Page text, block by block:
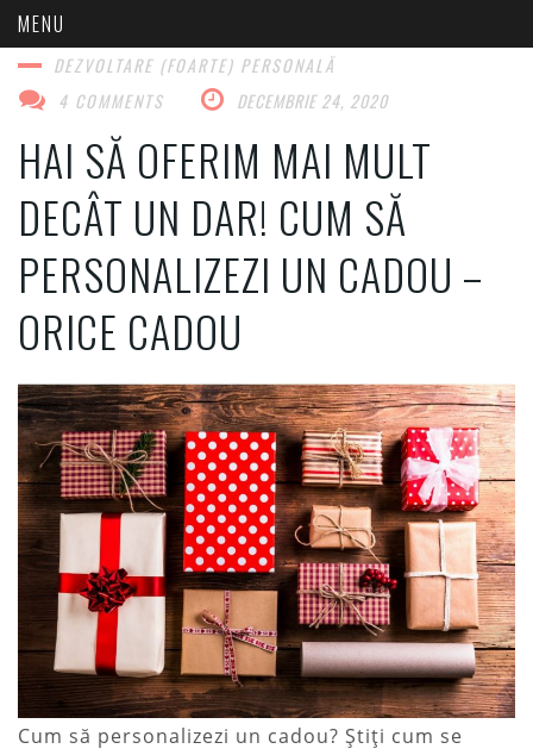
DEZVOLTARE (FOARTE) PERSONALĂ​
4 COMMENTS
DECEMBRIE 24, 2020
HAI SĂ OFERIM MAI MULT
DECÂT UN DAR! CUM SĂ
PERSONALIZEZI UN CADOU –
ORICE CADOU
Cum să personalizezi un cadou? Știți cum se